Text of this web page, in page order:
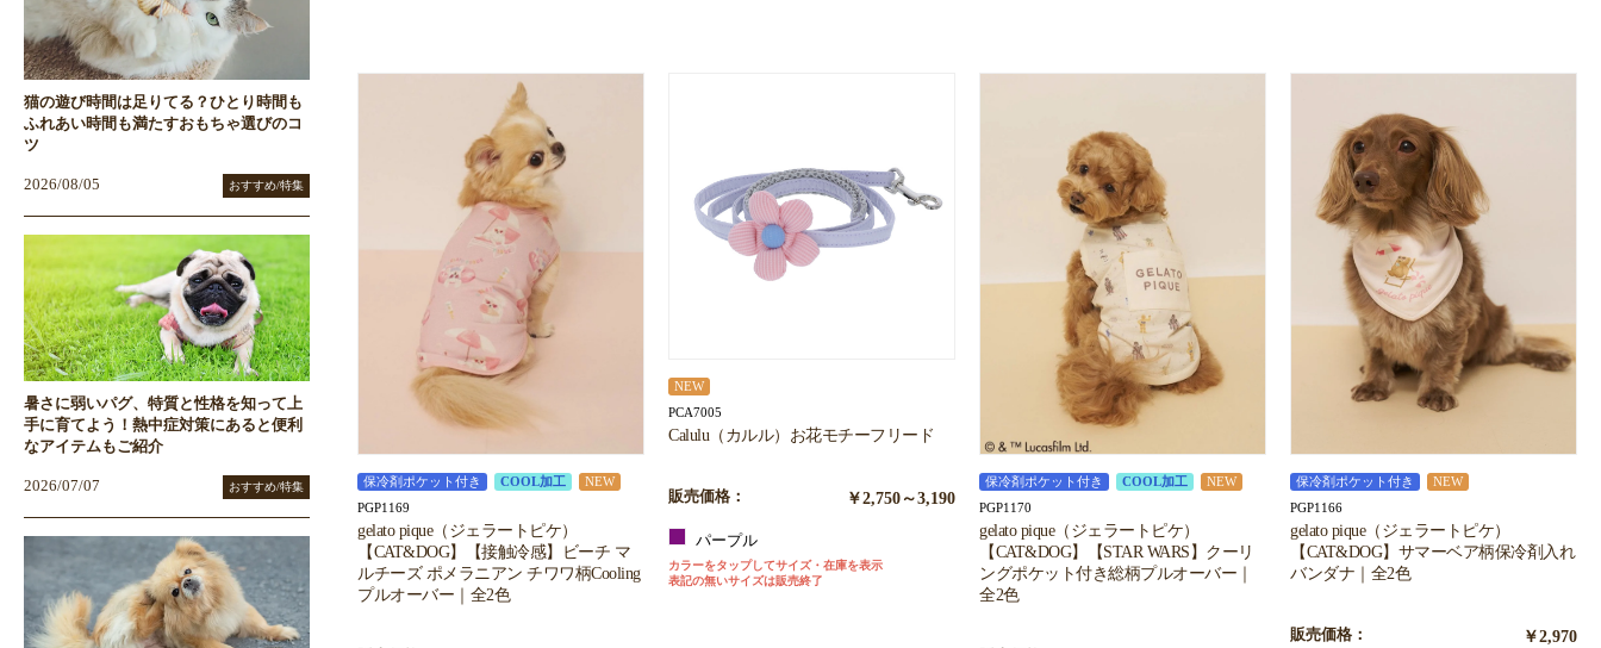
保冷剤ポケット付き COOL加工 NEW
PGP1169
gelato pique（ジェラートピケ）
【CAT&DOG】【接触冷感】ビーチ マ
ルチーズ ポメラニアン チワワ柄Cooling
プルオーバー｜全2色
NEW
PCA7005
Calulu（カルル）お花モチーフリード
販売価格： ￥2,750～3,190
パープル
カラーをタップしてサイズ・在庫を表示
表記の無いサイズは販売終了
保冷剤ポケット付き COOL加工 NEW
PGP1170
gelato pique（ジェラートピケ）
【CAT&DOG】【STAR WARS】クーリ
ングポケット付き総柄プルオーバー｜
全2色
保冷剤ポケット付き NEW
PGP1166
gelato pique（ジェラートピケ）
【CAT&DOG】サマーベア柄保冷剤入れ
バンダナ｜全2色
販売価格： ￥2,970
猫の遊び時間は足りてる？ひとり時間も
ふれあい時間も満たすおもちゃ選びのコ
ツ
2026/08/05 おすすめ/特集
暑さに弱いパグ、特質と性格を知って上
手に育てよう！熱中症対策にあると便利
なアイテムもご紹介
2026/07/07 おすすめ/特集